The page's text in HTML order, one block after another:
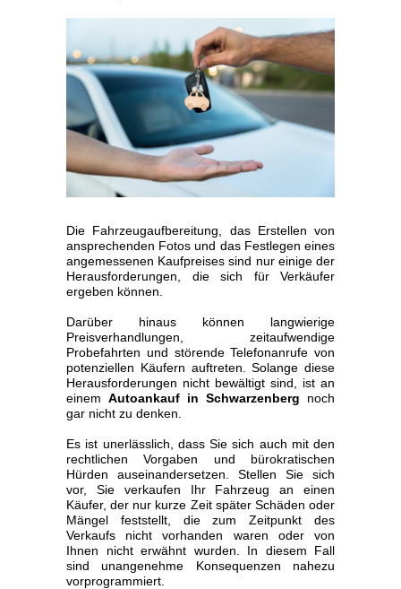
Die Fahrzeugaufbereitung, das Erstellen von
ansprechenden Fotos und das Festlegen eines
angemessenen Kaufpreises sind nur einige der
Herausforderungen, die sich für Verkäufer
ergeben können.
Darüber hinaus können langwierige
Preisverhandlungen, zeitaufwendige
Probefahrten und störende Telefonanrufe von
potenziellen Käufern auftreten. Solange diese
Herausforderungen nicht bewältigt sind, ist an
einem Autoankauf in Schwarzenberg noch
gar nicht zu denken.
Es ist unerlässlich, dass Sie sich auch mit den
rechtlichen Vorgaben und bürokratischen
Hürden auseinandersetzen. Stellen Sie sich
vor, Sie verkaufen Ihr Fahrzeug an einen
Käufer, der nur kurze Zeit später Schäden oder
Mängel feststellt, die zum Zeitpunkt des
Verkaufs nicht vorhanden waren oder von
Ihnen nicht erwähnt wurden. In diesem Fall
sind unangenehme Konsequenzen nahezu
vorprogrammiert.